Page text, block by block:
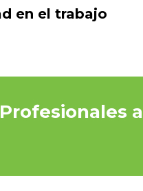
en el trabajo
a